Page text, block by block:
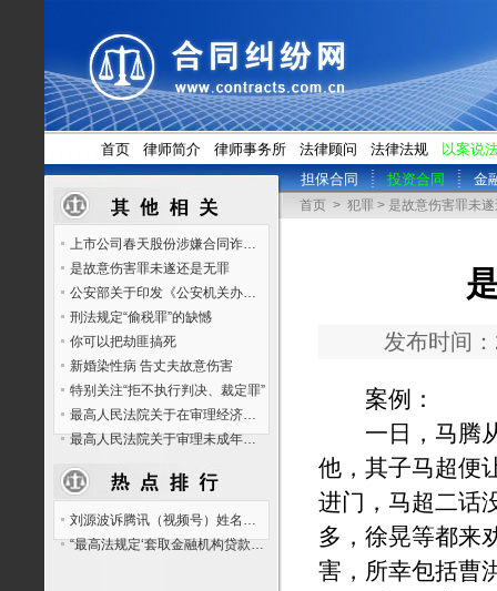
首页 律师简介 律师事务所 法律顾问 法律法规
以案说
担保合同
投资合同 金
首页 > 犯罪 > 是故意伤害罪未
发布时间
案例：
一日，马腾从
他，其子马超便
进门，马超二话
多，徐晃等都来
害，所幸包括曹
上市公司春天股份涉嫌合同诈骗罪
是故意伤害罪未遂还是无罪
公安部关于印发《公安机关办理伤害案件规定》的通知
刑法规定“偷税罪”的缺憾
你可以把劫匪搞死
新婚染性病 告丈夫故意伤害
特别关注“拒不执行判决、裁定罪”
最高人民法院关于在审理经济纠纷案件中涉及经济犯罪嫌疑若干问题的规定
最高人民法院关于审理未成年人刑事案件具体应用法律若干问题的解释
刘源波诉腾讯（视频号）姓名权纠纷案的《民事起诉状》
“最高法规定‘套取金融机构贷款转贷未牟利’的合同也无效”是否有必要？